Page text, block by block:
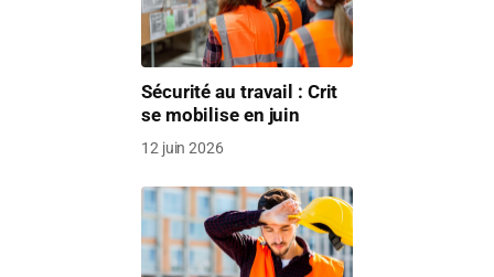
Sécurité au travail : Crit
se mobilise en juin
12 juin 2026